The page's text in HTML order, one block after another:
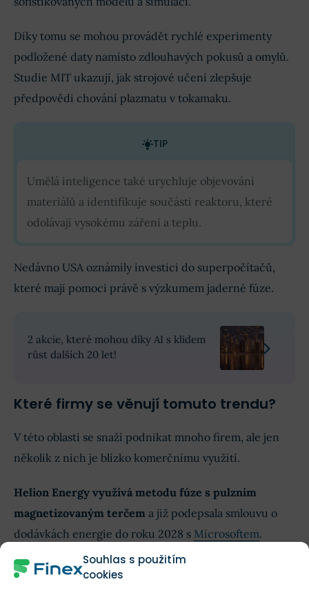
Souhlas s použitím
cookies
Díky tomu se mohou provádět rychlé experimenty
podložené daty namísto zdlouhavých pokusů a omylů.
Studie MIT ukazují, jak strojové učení zlepšuje
předpovědi chování plazmatu v tokamaku.
TIP
Umělá inteligence také urychluje objevování
materiálů a identifikuje součásti reaktoru, které
odolávají vysokému záření a teplu.
Nedávno USA oznámily investici do superpočítačů,
které mají pomoci právě s výzkumem jaderné fúze.
2 akcie, které mohou díky AI s klidem
růst dalších 20 let!
Které firmy se věnují tomuto trendu?
V této oblasti se snaží podnikat mnoho firem, ale jen
několik z nich je blízko komerčnímu využití.
Helion Energy využívá metodu fúze s pulzním
magnetizovaným terčem a již podepsala smlouvu o
dodávkách energie do roku 2028 s Microsoftem.